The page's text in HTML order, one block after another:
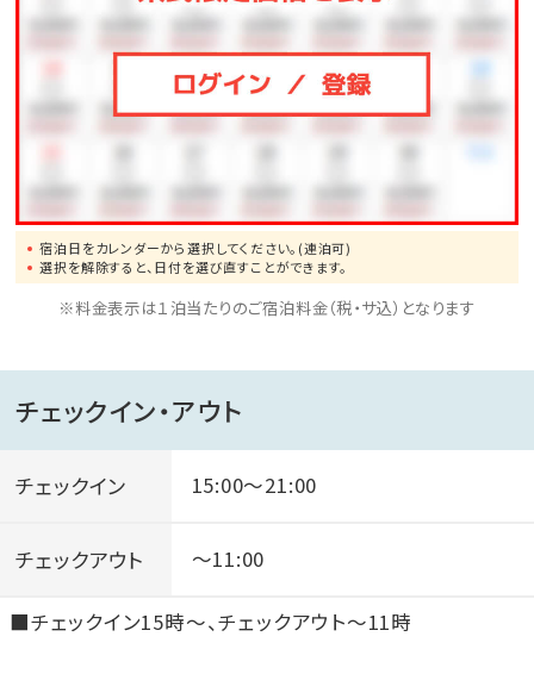
宿泊日をカレンダーから選択してください。(連泊可)
選択を解除すると、日付を選び直すことができます。
※料金表示は１泊当たりのご宿泊料金（税・サ込）となります
チェックイン・アウト
チェックイン 15:00～21:00
チェックアウト ～11:00
■チェックイン15時～、チェックアウト～11時